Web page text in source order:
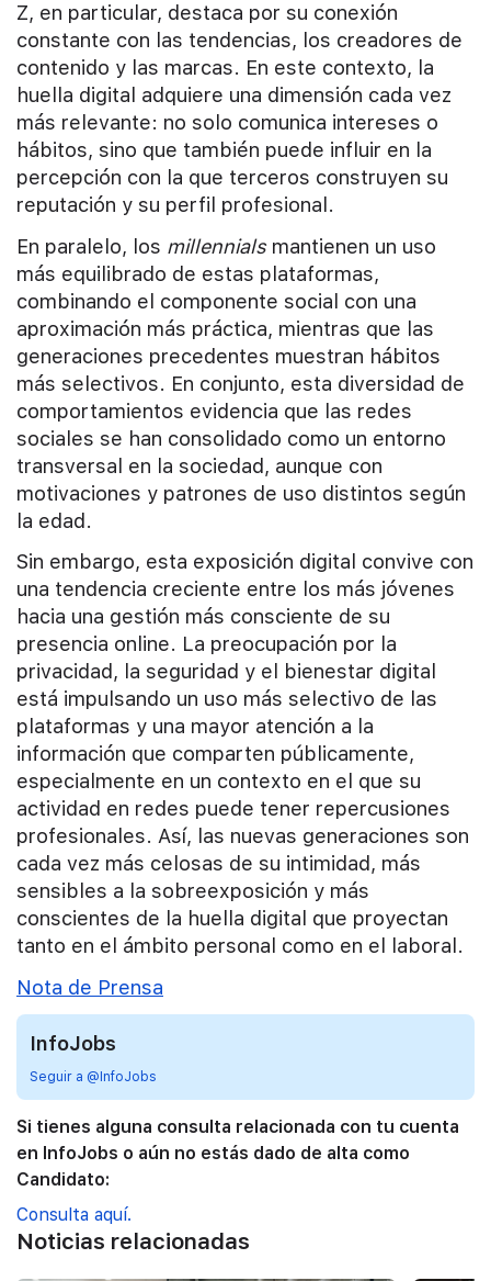
Z, en particular, destaca por su conexión
constante con las tendencias, los creadores de
contenido y las marcas. En este contexto, la
huella digital adquiere una dimensión cada vez
más relevante: no solo comunica intereses o
hábitos, sino que también puede influir en la
percepción con la que terceros construyen su
reputación y su perfil profesional.
En paralelo, los millennialsmantienen un uso
más equilibrado de estas plataformas,
combinando el componente social con una
aproximación más práctica, mientras que las
generaciones precedentes muestran hábitos
más selectivos. En conjunto, esta diversidad de
comportamientos evidencia que las redes
sociales se han consolidado como un entorno
transversal en la sociedad, aunque con
motivaciones y patrones de uso distintos según
la edad.
Sin embargo, esta exposición digital convive con
una tendencia creciente entre los más jóvenes
hacia una gestión más consciente de su
presencia online. La preocupación por la
privacidad, la seguridad y el bienestar digital
está impulsando un uso más selectivo de las
plataformas y una mayor atención a la
información que comparten públicamente,
especialmente en un contexto en el que su
actividad en redes puede tener repercusiones
profesionales. Así, las nuevas generaciones son
cada vez más celosas de su intimidad, más
sensibles a la sobreexposición y más
conscientes de la huella digital que proyectan
tanto en el ámbito personal como en el laboral.
Nota de Prensa
InfoJobs
Seguir a @InfoJobs
Si tienes alguna consulta relacionada con tu cuenta
en InfoJobs o aún no estás dado de alta como
Candidato:
Consulta aquí.
Noticias relacionadas